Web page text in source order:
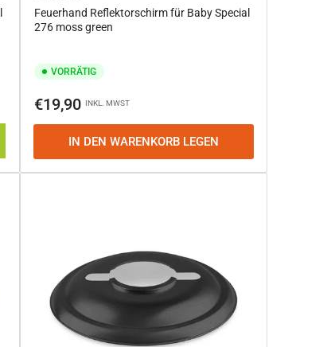
Feuerhand Reflektorschirm für Baby Special
276 moss green
VORRÄTIG
Normaler
€19,90 INKL. MWST
IN DEN WARENKORB LEGEN